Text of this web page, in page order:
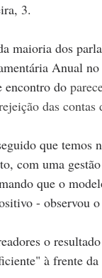
3.
maioria dos
Anual
encontro do
das contas
que temos
com uma
que o
- observou
o
à frente